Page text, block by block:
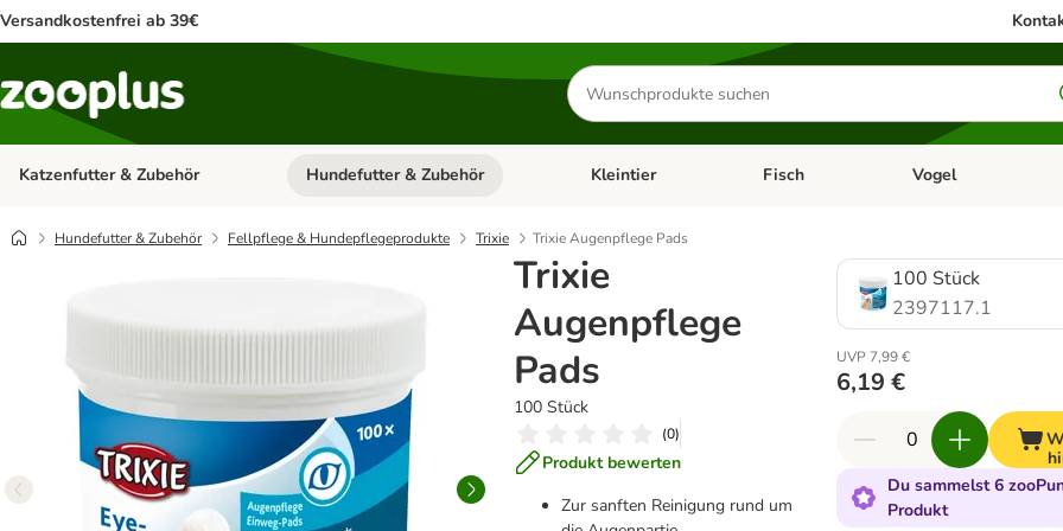
Versandkostenfrei ab 39€
Produkte
suchen
Katzenfutter & Zubehör Kategorie-Menü öffnen: Katzenfutter & Zubehör
Hundefutter & Zubehör Kategorie-Menü öffnen: Hundefutter & Zubehör
Kleintier Kategorie-Menü öffnen: Kleintier
Fisch Kategorie-Menü
Vogel
Hundefutter & Zubehör Fellpflege & Hundepflegeprodukte Trixie Trixie Augenpflege Pads
Trixie
Augenpflege
Pads
100 Stück
(0)
Produkt bewerten
Zur sanften Reinigung rund um
100 Stück
2397117.1
UVP 7,99 €
6,19 €
Du sammelst 6
Produkt